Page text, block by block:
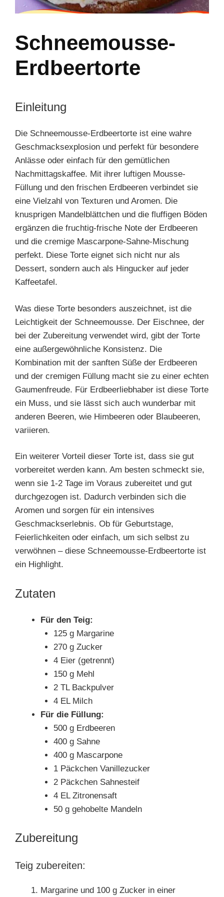
Schneemousse-
Erdbeertorte
Einleitung
Die Schneemousse-Erdbeertorte ist eine wahre
Geschmacksexplosion und perfekt für besondere
Anlässe oder einfach für den gemütlichen
Nachmittagskaffee. Mit ihrer luftigen Mousse-
Füllung und den frischen Erdbeeren verbindet sie
eine Vielzahl von Texturen und Aromen. Die
knusprigen Mandelblättchen und die fluffigen Böden
ergänzen die fruchtig-frische Note der Erdbeeren
und die cremige Mascarpone-Sahne-Mischung
perfekt. Diese Torte eignet sich nicht nur als
Dessert, sondern auch als Hingucker auf jeder
Kaffeetafel.
Was diese Torte besonders auszeichnet, ist die
Leichtigkeit der Schneemousse. Der Eischnee, der
bei der Zubereitung verwendet wird, gibt der Torte
eine außergewöhnliche Konsistenz. Die
Kombination mit der sanften Süße der Erdbeeren
und der cremigen Füllung macht sie zu einer echten
Gaumenfreude. Für Erdbeerliebhaber ist diese Torte
ein Muss, und sie lässt sich auch wunderbar mit
anderen Beeren, wie Himbeeren oder Blaubeeren,
variieren.
Ein weiterer Vorteil dieser Torte ist, dass sie gut
vorbereitet werden kann. Am besten schmeckt sie,
wenn sie 1-2 Tage im Voraus zubereitet und gut
durchgezogen ist. Dadurch verbinden sich die
Aromen und sorgen für ein intensives
Geschmackserlebnis. Ob für Geburtstage,
Feierlichkeiten oder einfach, um sich selbst zu
verwöhnen – diese Schneemousse-Erdbeertorte ist
ein Highlight.
Zutaten
Für den Teig:
125 g Margarine
270 g Zucker
4 Eier (getrennt)
150 g Mehl
2 TL Backpulver
4 EL Milch
Für die Füllung:
500 g Erdbeeren
400 g Sahne
400 g Mascarpone
1 Päckchen Vanillezucker
2 Päckchen Sahnesteif
4 EL Zitronensaft
50 g gehobelte Mandeln
Zubereitung
Teig zubereiten:
Margarine und 100 g Zucker in einer